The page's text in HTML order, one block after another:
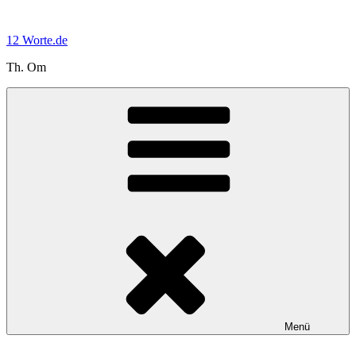
springen
12 Worte.de
Th. Om
Menü